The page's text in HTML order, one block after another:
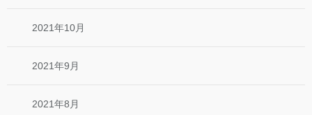
2021年10月
2021年9月
2021年8月